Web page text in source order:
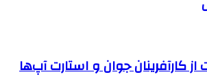
کارآفرینان جوان و استارت آپ‌ها